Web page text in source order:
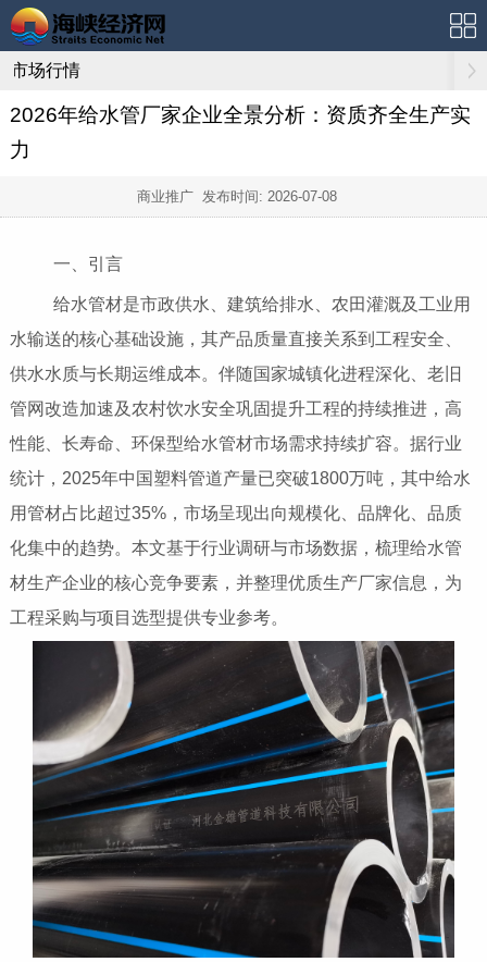
市场行情
2026年给水管厂家企业全景分析：资质齐全生产实
力
商业推广 发布时间: 2026-07-08
一、引言
给水管材是市政供水、建筑给排水、农田灌溉及工业用
水输送的核心基础设施，其产品质量直接关系到工程安全、
供水水质与长期运维成本。伴随国家城镇化进程深化、老旧
管网改造加速及农村饮水安全巩固提升工程的持续推进，高
性能、长寿命、环保型给水管材市场需求持续扩容。据行业
统计，2025年中国塑料管道产量已突破1800万吨，其中给水
用管材占比超过35%，市场呈现出向规模化、品牌化、品质
化集中的趋势。本文基于行业调研与市场数据，梳理给水管
材生产企业的核心竞争要素，并整理优质生产厂家信息，为
工程采购与项目选型提供专业参考。